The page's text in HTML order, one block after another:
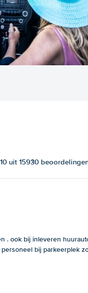
uit 15930
. ook bij inleveren
bij parkeerplek